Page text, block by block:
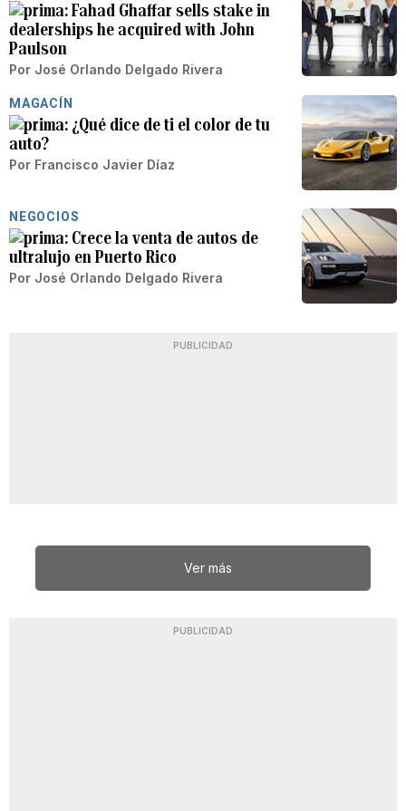
Fahad Ghaffar sells stake in
dealerships he acquired with John
Paulson
Por José Orlando Delgado Rivera
MAGACÍN
¿Qué dice de ti el color de tu
auto?
Por Francisco Javier Díaz
NEGOCIOS
Crece la venta de autos de
ultralujo en Puerto Rico
Por José Orlando Delgado Rivera
PUBLICIDAD
Ver más
PUBLICIDAD